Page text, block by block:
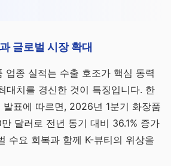
글로벌 시장 확대
업종 실적는 수출 호조가 핵심 동력
대치를 경신한 것이 특징입니다. 한
발표에 따르면, 2026년 1분기 화장품
달러로 전년 동기 대비 36.1% 증가
수요 회복과 함께 K-뷰티의 위상을